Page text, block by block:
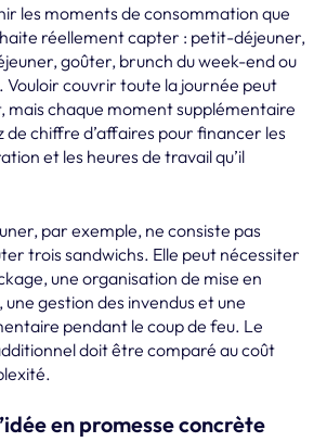
les moments de consommation que
réellement capter : petit-déjeuner,
goûter, brunch du week-end ou
couvrir toute la journée peut
mais chaque moment supplémentaire
de chiffre d’affaires pour financer les
et les heures de travail qu’il
par exemple, ne consiste pas
trois sandwichs. Elle peut nécessiter
une organisation de mise en
gestion des invendus et une
pendant le coup de feu. Le
doit être comparé au coût
en promesse concrète